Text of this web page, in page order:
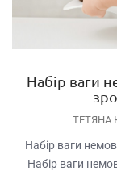
Набір ваги
ТЕТЯНА
Набір ваги
Набір ваги